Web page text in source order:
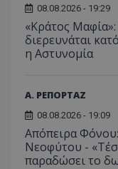
08.08.2026 - 19:29
«Κράτος
διερευνάται
η Αστυνομία
Α. ΡΕΠΟΡΤΑΖ
08.08.2026 - 19:09
Απόπειρα
Νεοφύτου -
παραδώσει το